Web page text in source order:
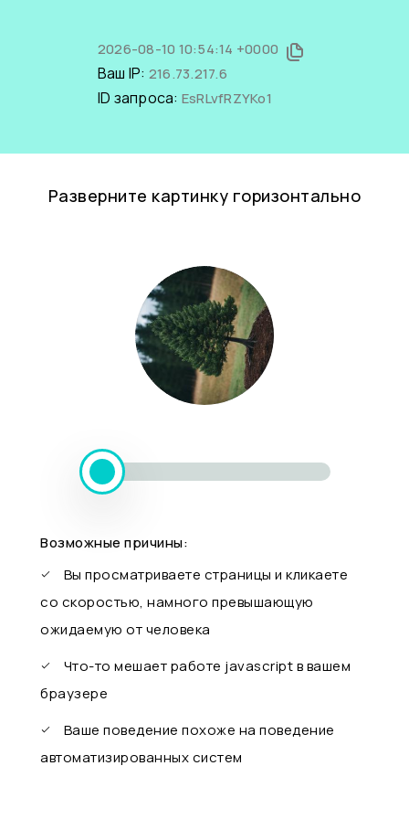
2026-08-10 10:54:14 +0000
Ваш IP: 216.73.217.6
ID запроса: EsRLvfRZYKo1
Разверните картинку горизонтально
Возможные причины:
Вы просматриваете страницы и кликаете
со скоростью, намного превышающую
ожидаемую от человека
Что-то мешает работе javascript в вашем
браузере
Ваше поведение похоже на поведение
автоматизированных систем